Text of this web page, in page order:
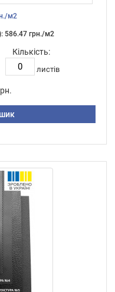
м2
586.47 грн./м2
Кількість:
листiв